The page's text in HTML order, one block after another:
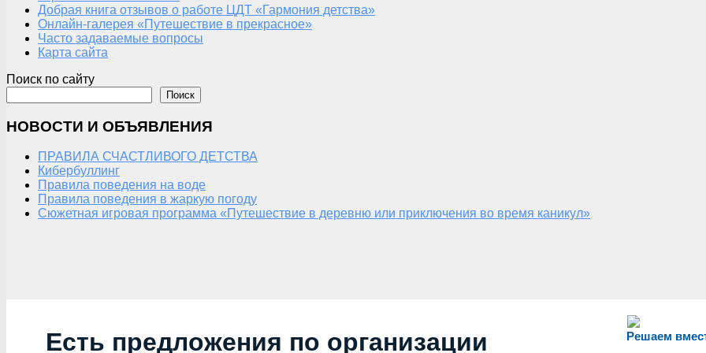
Добрая книга отзывов о работе ЦДТ «Гармония детства»
Онлайн-галерея «Путешествие в прекрасное»
Часто задаваемые вопросы
Карта сайта
Поиск по сайту
Поиск
НОВОСТИ И ОБЪЯВЛЕНИЯ
ПРАВИЛА СЧАСТЛИВОГО ДЕТСТВА
Кибербуллинг
Правила поведения на воде
Правила поведения в жаркую погоду
Сюжетная игровая программа «Путешествие в деревню или приключения во время каникул»
Решаем
Есть предложения по организации